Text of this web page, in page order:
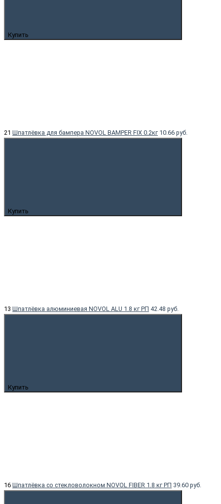
Купить
21 Шпатлёвка для бампера NOVOL BAMPER FIX 0.2кг 10.66 руб.
Купить
13 Шпатлёвка алюминиевая NOVOL ALU 1.8 кг РП 42.48 руб.
Купить
16 Шпатлёвка со стекловолокном NOVOL FIBER 1.8 кг РП 39.60 руб.